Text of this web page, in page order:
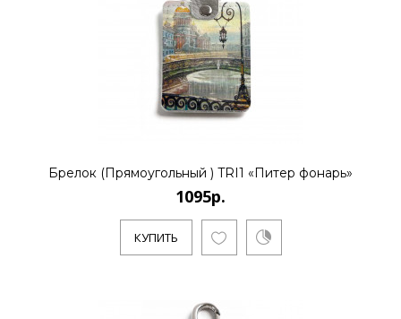
Брелок (Прямоугольный ) TRI1 «Питер фонарь»
1095р.
КУПИТЬ